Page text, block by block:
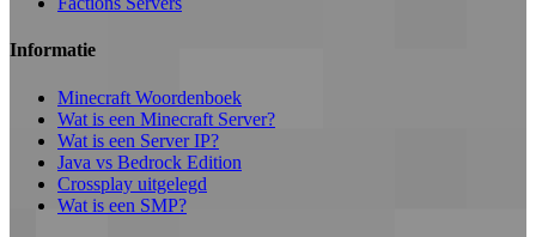
Informatie
Minecraft Woordenboek
Wat is een Minecraft Server?
Wat is een Server IP?
Java vs Bedrock Edition
Crossplay uitgelegd
Wat is een SMP?